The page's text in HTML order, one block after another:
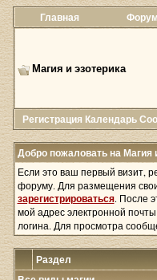
Главная Форум
Магия и эзотерика
Регистрация Календарь
Добро пожаловать на Магия
Если это ваш первый визит,
форуму. Для размещения
зарегистрироваться. После
мой адрес электронной
логина. Для просмотра
Раздел